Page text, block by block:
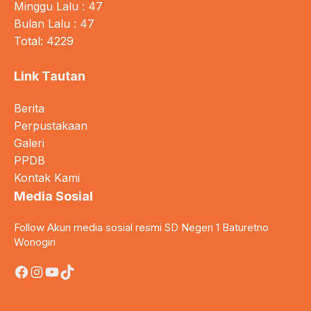
Minggu Lalu : 47
Bulan Lalu : 47
Total: 4229
Link Tautan
Berita
Perpustakaan
Galeri
PPDB
Kontak Kami
Media Sosial
Follow Akun media sosial resmi SD Negeri 1 Baturetno
Wonogiri
Facebook
Instagram
YouTube
TikTok